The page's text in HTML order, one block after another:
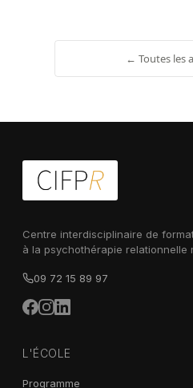
← Toutes les
Centre interdisciplinaire de
à la psychothérapie relationnelle
09 72 15 89 97
L'ÉCOLE
Programme